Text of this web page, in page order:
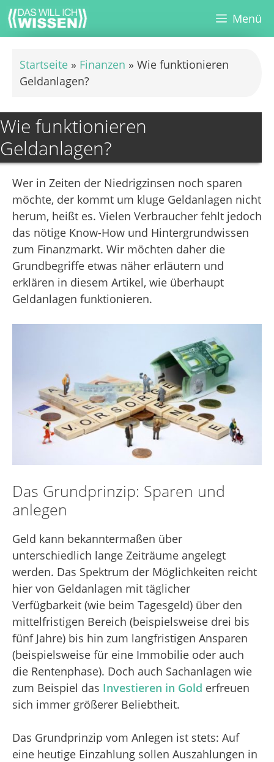
Zum
Inhalt
springen
Menü
Startseite » Finanzen » Wie funktionieren
Geldanlagen?
Wie funktionieren
Geldanlagen?
Wer in Zeiten der Niedrigzinsen noch sparen
möchte, der kommt um kluge Geldanlagen nicht
herum, heißt es. Vielen Verbraucher fehlt jedoch
das nötige Know-How und Hintergrundwissen
zum Finanzmarkt. Wir möchten daher die
Grundbegriffe etwas näher erläutern und
erklären in diesem Artikel, wie überhaupt
Geldanlagen funktionieren.
Das Grundprinzip: Sparen und
anlegen
Geld kann bekanntermaßen über
unterschiedlich lange Zeiträume angelegt
werden. Das Spektrum der Möglichkeiten reicht
hier von Geldanlagen mit täglicher
Verfügbarkeit (wie beim Tagesgeld) über den
mittelfristigen Bereich (beispielsweise drei bis
fünf Jahre) bis hin zum langfristigen Ansparen
(beispielsweise für eine Immobilie oder auch
die Rentenphase). Doch auch Sachanlagen wie
zum Beispiel das Investieren in Gold erfreuen
sich immer größerer Beliebtheit.
Das Grundprinzip vom Anlegen ist stets: Auf
eine heutige Einzahlung sollen Auszahlungen in